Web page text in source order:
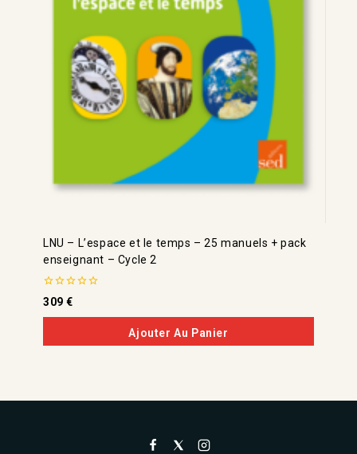
LNU – L’espace et le temps – 25 manuels + pack
enseignant – Cycle 2
0
de
5
309€
Ajouter Au Panier